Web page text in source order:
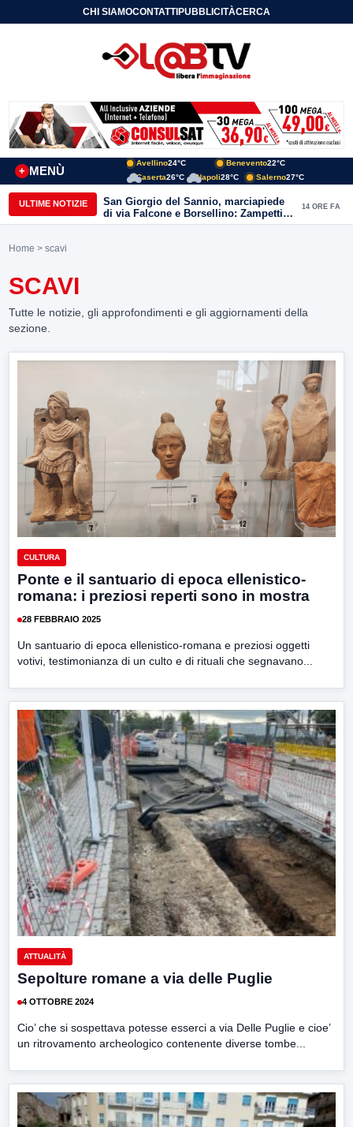
CHI SIAMOCONTATTIPUBBLICITÀCERCA
MENÙ
+
Avellino24°C Benevento22°C
Caserta26°C Napoli28°C Salerno27°C
ULTIME NOTIZIE
San Giorgio del Sannio, marciapiede
di via Falcone e Borsellino: Zampetti e
Lombardi replicano alle polemiche
14 ORE FA
Home > scavi
SCAVI
Tutte le notizie, gli approfondimenti e gli aggiornamenti della
sezione.
CULTURA
Ponte e il santuario di epoca ellenistico-
romana: i preziosi reperti sono in mostra
28 FEBBRAIO 2025
Un santuario di epoca ellenistico-romana e preziosi oggetti
votivi, testimonianza di un culto e di rituali che segnavano...
ATTUALITÀ
Sepolture romane a via delle Puglie
4 OTTOBRE 2024
Cio’ che si sospettava potesse esserci a via Delle Puglie e cioe’
un ritrovamento archeologico contenente diverse tombe...